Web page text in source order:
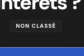
NON CLASSÉ